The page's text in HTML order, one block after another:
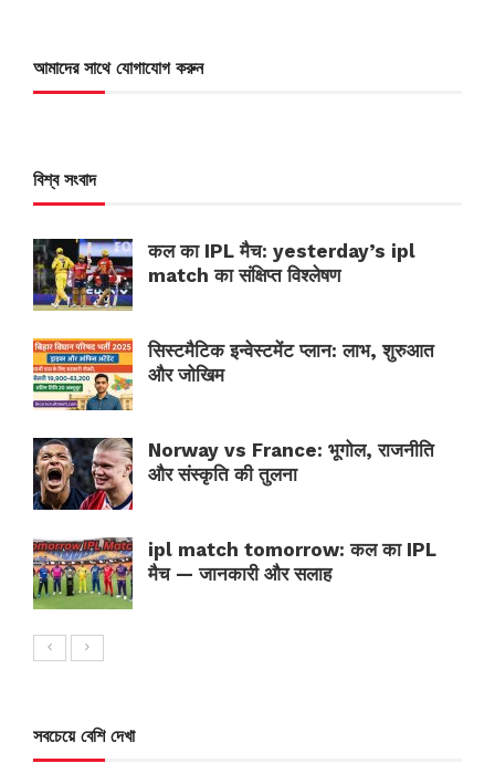
আমাদের সাথে যোগাযোগ করুন
বিশ্ব সংবাদ
कल का IPL मैच: yesterday’s ipl
match का संक्षिप्त विश्लेषण
सिस्टमैटिक इन्वेस्टमेंट प्लान: लाभ, शुरुआत
और जोखिम
Norway vs France: भूगोल, राजनीति
और संस्कृति की तुलना
ipl match tomorrow: कल का IPL
मैच — जानकारी और सलाह
সবচেয়ে বেশি দেখা